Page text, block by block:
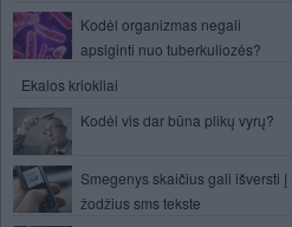
Kodėl organizmas negali
apsiginti nuo tuberkuliozės?
Ekalos kriokliai
Kodėl vis dar būna plikų vyrų?
Smegenys skaičius gali išversti į
žodžius sms tekste